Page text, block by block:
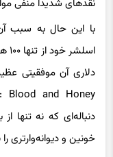
با این حال به سبب آن
دلاری آن موفقیتی
دنباله‌ای که نه تنها
خونین و دیوانه‌وارتری